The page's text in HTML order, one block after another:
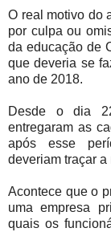
O real motivo do
por culpa ou
da educação de
que deveria se
ano de 2018.
Desde o dia
entregaram as
após esse
deveriam traçar
Acontece que o
uma empresa
quais os